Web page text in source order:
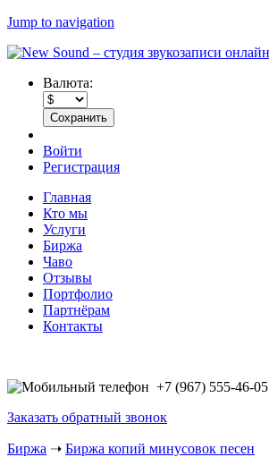
Jump to navigation
Валюта:
Войти
Регистрация
Главная
Кто мы
Услуги
Биржа
Чаво
Отзывы
Портфолио
Партнёрам
Контакты
+7 (967) 555-46-05
Заказать обратный звонок
Биржа ➝ Биржа копий минусовок песен